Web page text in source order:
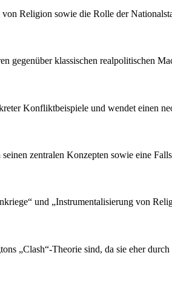
Religion sowie die Rolle der
klassischen realpolitischen
Konfliktbeispiele und wendet einen
zentralen Konzepten sowie eine
und „Instrumentalisierung von
„Clash“-Theorie sind, da sie eher